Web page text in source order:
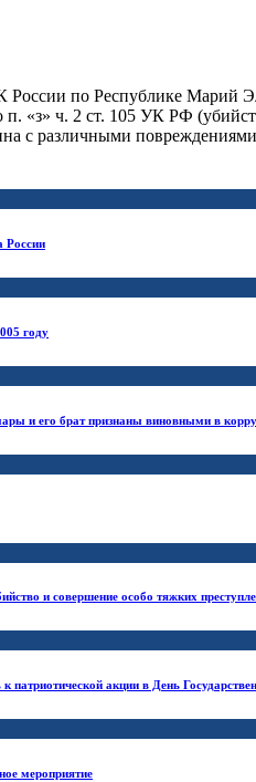
по Республике Марий
«з» ч. 2 ст. 105 УК РФ
с различными
России
году
и его брат признаны виновными в
и совершение особо тяжких
патриотической акции в День
мероприятие